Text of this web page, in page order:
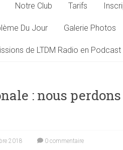
Notre Club Tarifs
Du Jour Galerie Photos
de LTDM Radio en Podcast
: nous
2018 0 commentaire